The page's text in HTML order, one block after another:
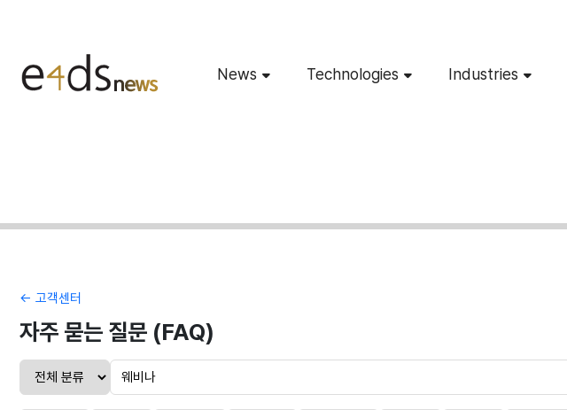
News Technologies Industries
← 고객센터
자주 묻는 질문 (FAQ)